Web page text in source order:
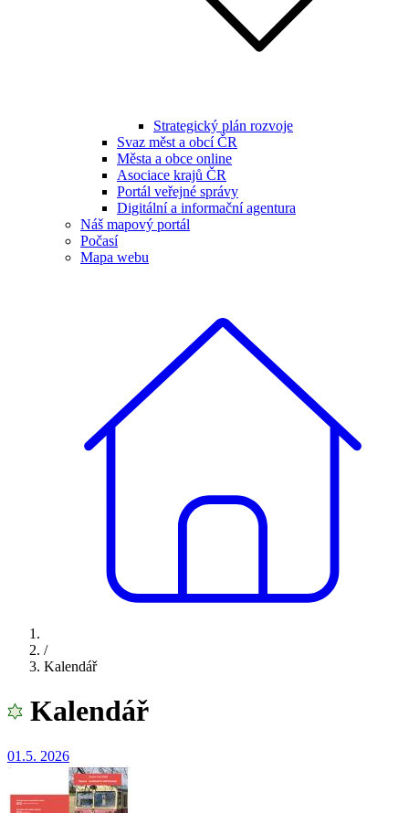
Strategický plán rozvoje
Svaz měst a obcí ČR
Města a obce online
Asociace krajů ČR
Portál veřejné správy
Digitální a informační agentura
Náš mapový portál
Počasí
Mapa webu
/
Kalendář
Kalendář
01.5. 2026